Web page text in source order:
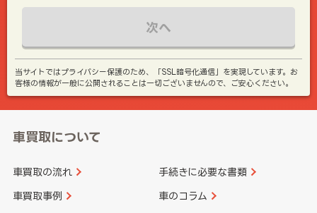
次へ
当サイトではプライバシー保護のため、「SSL暗号化通信」を実現しています。お
客様の情報が一般に公開されることは一切ございませんので、ご安心ください。
車買取について
車買取の流れ 手続きに必要な書類
車買取事例 車のコラム